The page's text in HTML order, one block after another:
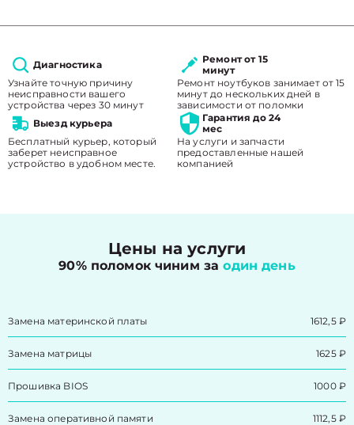
Диагностика
Узнайте точную причину
неисправности вашего
устройства через 30 минут
Ремонт от 15
минут
Ремонт ноутбуков занимает от 15
минут до нескольких дней в
зависимости от поломки
Выезд курьера
Бесплатный курьер, который
заберет неисправное
устройство в удобном месте.
Гарантия до 24
мес
На услуги и запчасти
предоставленные нашей
компанией
Цены на услуги
90% поломок чиним заодин день
Замена материнской платы 1612,5 ₽
Замена матрицы 1625 ₽
Прошивка BIOS 1000 ₽
Замена оперативной памяти 1112,5 ₽